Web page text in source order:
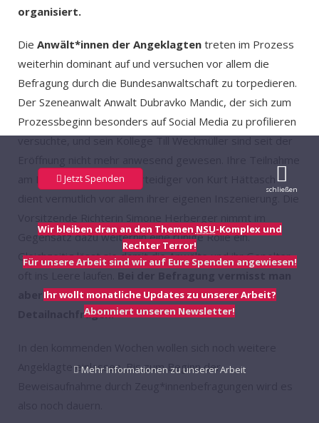
organisiert.
Die Anwält*innen der Angeklagten treten im Prozess
weiterhin dominant auf und versuchen vor allem die
Befragung durch die Bundesanwaltschaft zu torpedieren.
Der Szeneanwalt Anwalt Dubravko Mandic, der sich zum
Prozessbeginn besonders auf Social Media zu profilieren
am Prozess – als Wahlverteidiger von Kurt Hättasch –
Gegensatz dazu weiterhin eine ruhige Rolle ein.
Gleichzeitig lässt sie damit die Anwälte und ihr Gepolter
aber, wie im 2.NSU-Prozess, wichtige
Detailnachfragen.
Angeklagte einlassen. Bis zum Beginn der
schließen
Jetzt Spenden
Wir bleiben dran an den Themen NSU-Komplex und
Rechter Terror!
Für unsere Arbeit sind wir auf Eure Spenden angewiesen!
Ihr wollt monatliche Updates zu unserer Arbeit?
Abonniert unseren Newsletter!
Mehr Informationen zu unserer Arbeit